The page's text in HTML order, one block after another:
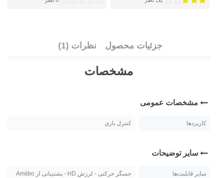
جزئیات محصول نظرات (1)
مشخصات
مشخصات عمومی
کاربردها کنترل بازی
سایر توضیحات
سایر قابلیت‌ها حسگر حرکتی - لرزش HD - پشتیبانی از Amiibo